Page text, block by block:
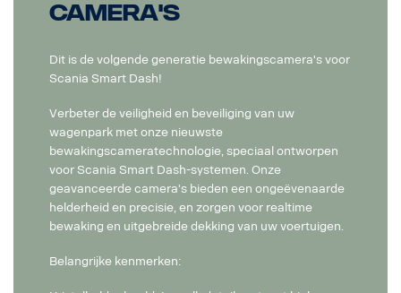
camera's
Dit is de volgende generatie bewakingscamera's voor
Scania Smart Dash!
Verbeter de veiligheid en beveiliging van uw
wagenpark met onze nieuwste
bewakingscameratechnologie, speciaal ontworpen
voor Scania Smart Dash-systemen. Onze
geavanceerde camera's bieden een ongeëvenaarde
helderheid en precisie, en zorgen voor realtime
bewaking en uitgebreide dekking van uw voertuigen.
Belangrijke kenmerken: